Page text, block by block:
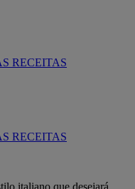
RECEITAS
RECEITAS
italiano que desejará